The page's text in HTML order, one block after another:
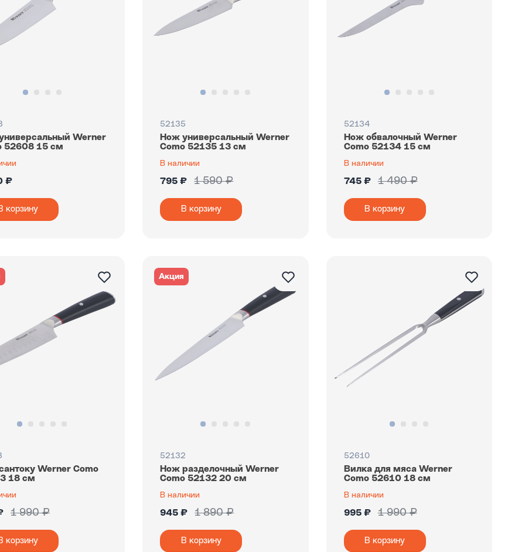
Werner
52608 15 см
₽
корзину
52135
Нож универсальный Werner
Como 52135 13 см
В наличии
795 ₽ 1 590 ₽
В корзину
52134
Нож обвалочный Werner
Como 52134 15 см
В наличии
745 ₽ 1 490 ₽
В корзину
Werner Como
18 см
1 990 ₽
корзину
Акция
52132
Нож разделочный Werner
Como 52132 20 см
В наличии
945 ₽ 1 890 ₽
В корзину
52610
Вилка для мяса Werner
Como 52610 18 см
В наличии
995 ₽ 1 990 ₽
В корзину